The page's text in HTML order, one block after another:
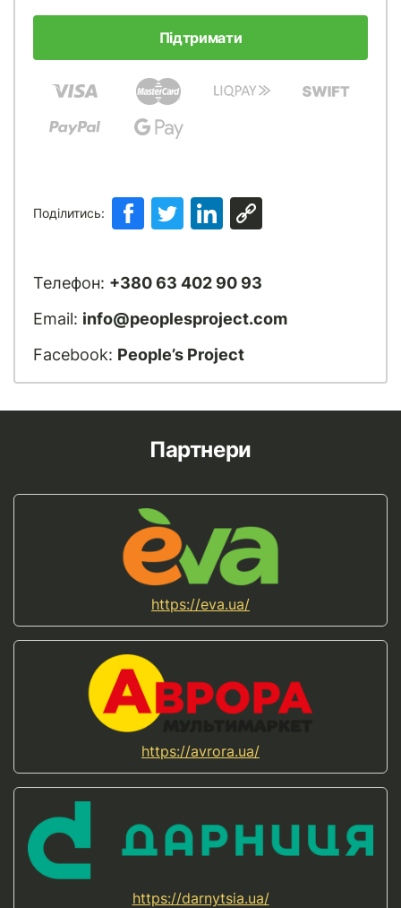
Підтримати
Поділитись:
Телефон: +380 63 402 90 93
Email: info@peoplesproject.com
Facebook: People’s Project
Партнери
https://eva.ua/
https://avrora.ua/
https://darnytsia.ua/